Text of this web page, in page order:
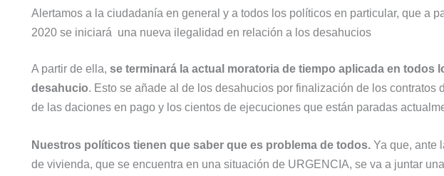
Alertamos a la ciudadanía en general y a todos los políticos en particular, que a
2020 se iniciará una nueva ilegalidad en relación a los desahucios
A partir de ella, se terminará la actual moratoria de tiempo aplicada en todos
desahucio. Esto se añade al de los desahucios por finalización de los contratos
de las daciones en pago y los cientos de ejecuciones que están paradas
Nuestros políticos tienen que saber que es problema de todos. Ya que, ante
de vivienda, que se encuentra en una situación de URGENCIA, se va a juntar